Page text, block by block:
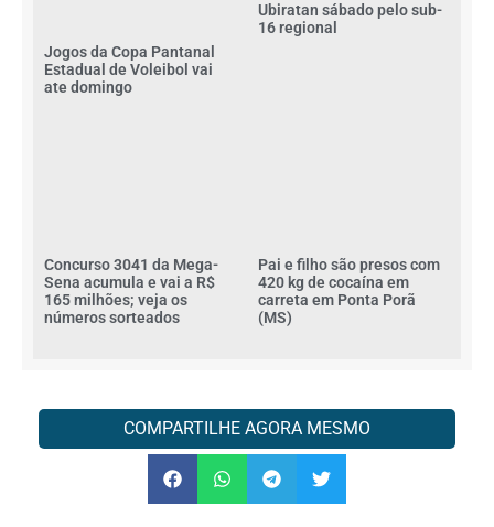
Jogos da Copa Pantanal
Estadual de Voleibol vai
ate domingo
Ubiratan sábado pelo sub-
16 regional
Concurso 3041 da Mega-
Sena acumula e vai a R$
165 milhões; veja os
números sorteados
Pai e filho são presos com
420 kg de cocaína em
carreta em Ponta Porã
(MS)
COMPARTILHE AGORA MESMO